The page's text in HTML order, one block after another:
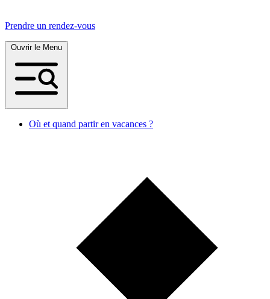
Prendre un rendez-vous
Où et quand partir en vacances ?